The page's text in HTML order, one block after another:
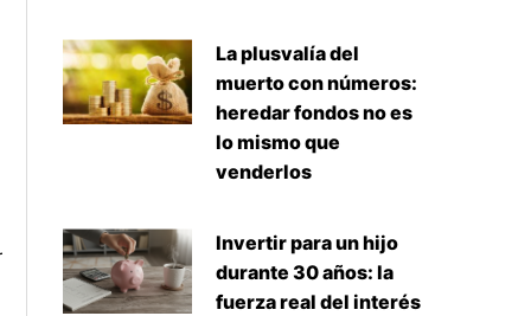
La plusvalía del
muerto con números:
heredar fondos no es
lo mismo que
venderlos
Invertir para un hijo
durante 30 años: la
fuerza real del interés